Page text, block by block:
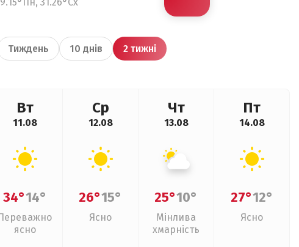
Тиждень 10 днів 2 тижні
Вт
11.08
34°14°
ясно
Ср
12.08
26°15°
Ясно
Чт
13.08
25°10°
Мінлива
хмарність
Пт
14.08
27°12°
Ясно